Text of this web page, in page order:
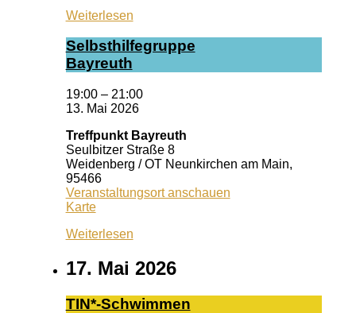
Weiterlesen
Selbst­hil­fe­grup­pe
Bay­reuth
19:00 – 21:00
13. Mai 2026
Treffpunkt Bayreuth
Seulbitzer Straße 8
Weidenberg / OT Neunkirchen am Main,
95466
Veranstaltungsort anschauen
KarteTreffpunkt
Weiterlesen
17. Mai 2026
TIN*-Schwimmen